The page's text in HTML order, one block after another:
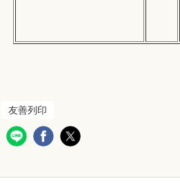
友善列印